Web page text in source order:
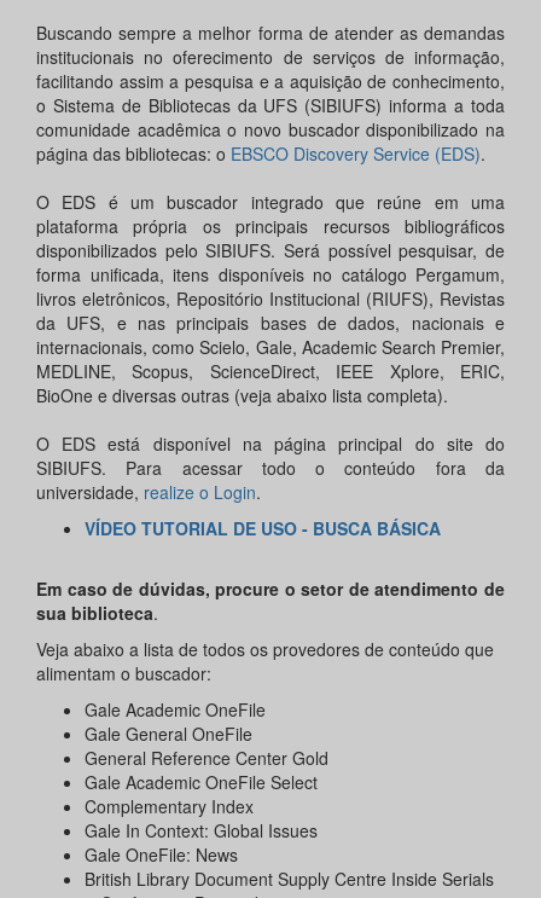
Buscando sempre a melhor forma de atender as demandas
institucionais no oferecimento de serviços de informação,
facilitando assim a pesquisa e a aquisição de conhecimento,
o Sistema de Bibliotecas da UFS (SIBIUFS) informa a toda
comunidade acadêmica o novo buscador disponibilizado na
página das bibliotecas: o EBSCO Discovery Service (EDS).
O EDS é um buscador integrado que reúne em uma
plataforma própria os principais recursos bibliográficos
disponibilizados pelo SIBIUFS. Será possível pesquisar, de
forma unificada, itens disponíveis no catálogo Pergamum,
livros eletrônicos, Repositório Institucional (RIUFS), Revistas
da UFS, e nas principais bases de dados, nacionais e
internacionais, como Scielo, Gale, Academic Search Premier,
MEDLINE, Scopus, ScienceDirect, IEEE Xplore, ERIC,
BioOne e diversas outras (veja abaixo lista completa).
O EDS está disponível na página principal do site do
SIBIUFS. Para acessar todo o conteúdo fora da
universidade, realize o Login.
VÍDEO TUTORIAL DE USO - BUSCA BÁSICA
Em caso de dúvidas, procure o setor de atendimento de
sua biblioteca.
Veja abaixo a lista de todos os provedores de conteúdo que
alimentam o buscador:
Gale Academic OneFile
Gale General OneFile
General Reference Center Gold
Gale Academic OneFile Select
Complementary Index
Gale In Context: Global Issues
Gale OneFile: News
British Library Document Supply Centre Inside Serials